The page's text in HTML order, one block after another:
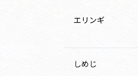
エリンギ
しめじ